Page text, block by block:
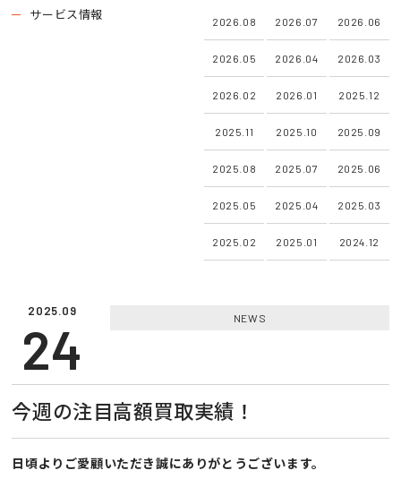
サービス情報 2026.08 2026.07 2026.06
2026.05 2026.04 2026.03
2026.02 2026.01 2025.12
2025.11 2025.10 2025.09
2025.08 2025.07 2025.06
2025.05 2025.04 2025.03
2025.02 2025.01 2024.12
2025.09
24 NEWS
今週の注目高額買取実績！
日頃よりご愛顧いただき誠にありがとうございます。